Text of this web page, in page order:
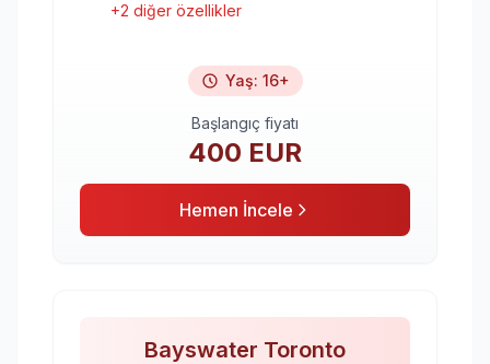
+2 diğer özellikler
Yaş: 16+
Başlangıç fiyatı
400 EUR
Hemen İncele
Bayswater Toronto